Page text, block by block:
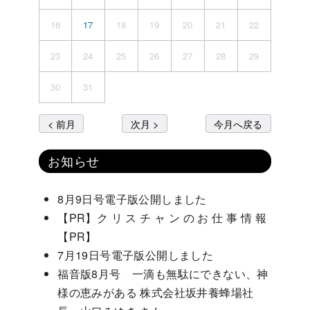
16 17 18 19 20 21 22
23 24 25 26 27 28 29
30 31
< 前月 次月 > 今月へ戻る
お知らせ
8月9日号電子版公開しました
【PR】ク リ ス チ ャ ン の お 仕 事 情 報
【PR】
7月19日号電子版公開しました
福音版8月号 一滴も無駄にできない、神
様の恵みがある 株式会社坂井養蜂場社